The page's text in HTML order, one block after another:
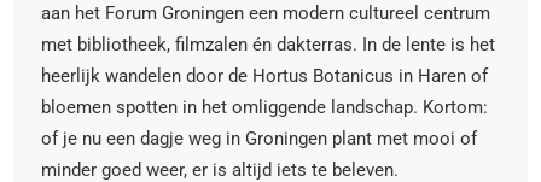
aan het Forum Groningen een modern cultureel centrum
met bibliotheek, filmzalen én dakterras. In de lente is het
heerlijk wandelen door de Hortus Botanicus in Haren of
bloemen spotten in het omliggende landschap. Kortom:
of je nu een dagje weg in Groningen plant met mooi of
minder goed weer, er is altijd iets te beleven.